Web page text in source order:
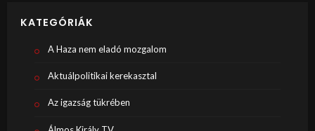
KATEGÓRIÁK
A Haza nem eladó mozgalom
Aktuálpolitikai kerekasztal
Az igazság tükrében